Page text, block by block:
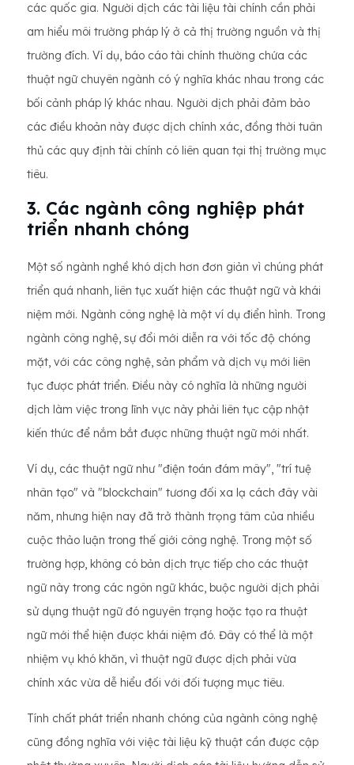
các quốc gia. Người dịch các tài liệu tài chính cần phải
am hiểu môi trường pháp lý ở cả thị trường nguồn và thị
trường đích. Ví dụ, báo cáo tài chính thường chứa các
thuật ngữ chuyên ngành có ý nghĩa khác nhau trong các
bối cảnh pháp lý khác nhau. Người dịch phải đảm bảo
các điều khoản này được dịch chính xác, đồng thời tuân
thủ các quy định tài chính có liên quan tại thị trường mục
tiêu.
3. Các ngành công nghiệp phát
triển nhanh chóng
Một số ngành nghề khó dịch hơn đơn giản vì chúng phát
triển quá nhanh, liên tục xuất hiện các thuật ngữ và khái
niệm mới. Ngành công nghệ là một ví dụ điển hình. Trong
ngành công nghệ, sự đổi mới diễn ra với tốc độ chóng
mặt, với các công nghệ, sản phẩm và dịch vụ mới liên
tục được phát triển. Điều này có nghĩa là những người
dịch làm việc trong lĩnh vực này phải liên tục cập nhật
kiến ​​thức để nắm bắt được những thuật ngữ mới nhất.
Ví dụ, các thuật ngữ như "điện toán đám mây", "trí tuệ
nhân tạo" và "blockchain" tương đối xa lạ cách đây vài
năm, nhưng hiện nay đã trở thành trọng tâm của nhiều
cuộc thảo luận trong thế giới công nghệ. Trong một số
trường hợp, không có bản dịch trực tiếp cho các thuật
ngữ này trong các ngôn ngữ khác, buộc người dịch phải
sử dụng thuật ngữ đó nguyên trạng hoặc tạo ra thuật
ngữ mới thể hiện được khái niệm đó. Đây có thể là một
nhiệm vụ khó khăn, vì thuật ngữ được dịch phải vừa
chính xác vừa dễ hiểu đối với đối tượng mục tiêu.
Tính chất phát triển nhanh chóng của ngành công nghệ
cũng đồng nghĩa với việc tài liệu kỹ thuật cần được cập